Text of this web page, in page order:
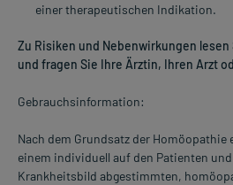
einer therapeutischen Indikation.
Zu Risiken und Nebenwirkungen
und fragen Sie Ihre Ärztin, Ihren Arzt
Gebrauchsinformation:
Nach dem Grundsatz der
einem individuell auf den Patienten
Krankheitsbild abgestimmten,